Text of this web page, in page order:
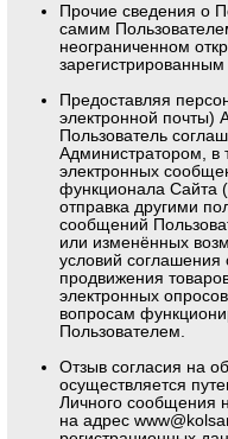
Прочие сведения о
самим
неограниченном
Предоставляя
электронной почты)
Пользователь
Администратором, в
электронных
функционала Сайта
отправка другими
сообщений
или изменённых
условий соглашения
продвижения
электронных
вопросам
Пользователем.
Отзыв согласия на
осуществляется
Личного сообщения
на адрес